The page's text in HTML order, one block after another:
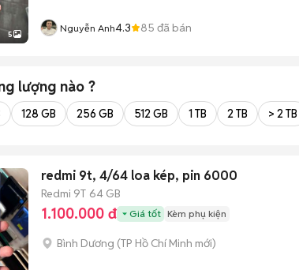
5 Nguyễn Anh4.3 85 đã bán
lượng nào ?
128 GB 256 GB 512 GB 1 TB 2 TB > 2 TB
redmi 9t, 4/64 loa kép, pin 6000
Redmi 9T 64 GB
1.100.000 đ Giá tốt Kèm phụ kiện
Bình Dương (TP Hồ Chí Minh mới)